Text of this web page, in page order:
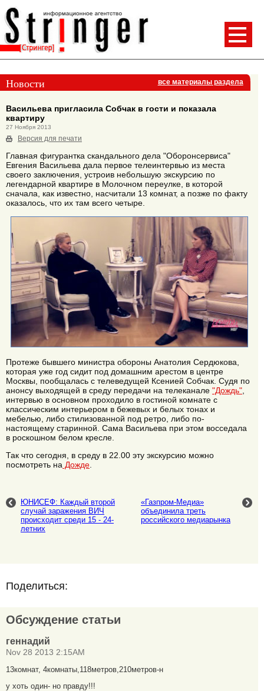
Новости все материалы раздела
Васильева пригласила Собчак в гости и показала
квартиру
27 Ноября 2013
Версия для печати
Главная фигурантка скандального дела "Оборонсервиса"
Евгения Васильева дала первое телеинтервью из места
своего заключения, устроив небольшую экскурсию по
легендарной квартире в Молочном переулке, в которой
сначала, как известно, насчитали 13 комнат, а позже по факту
оказалось, что их там всего четыре.
Протеже бывшего министра обороны Анатолия Сердюкова,
которая уже год сидит под домашним арестом в центре
Москвы, пообщалась с телеведущей Ксенией Собчак. Судя по
анонсу выходящей в среду передачи на телеканале "Дождь"
интервью в основном проходило в гостиной комнате с
классическим интерьером в бежевых и белых тонах и
мебелью, либо стилизованной под ретро, либо по-
настоящему старинной. Сама Васильева при этом восседала
в роскошном белом кресле.
Так что сегодня, в среду в 22.00 эту экскурсию можно
посмотреть на Дожде.
ЮНИСЕФ: Каждый второй
случай заражения ВИЧ
происходит среди 15 - 24-
летних
«Газпром-Медиа»
объединила треть
российского медиарынка
Поделиться:
Обсуждение статьи
геннадий
Nov 28 2013 2:15AM
13комнат, 4комнаты,118метров,210метров-н
у хоть один- но правду!!!